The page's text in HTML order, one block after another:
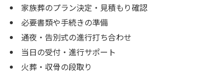
家族葬のプラン決定・見積もり確認
必要書類や手続きの準備
通夜・告別式の進行打ち合わせ
当日の受付・進行サポート
火葬・収骨の段取り